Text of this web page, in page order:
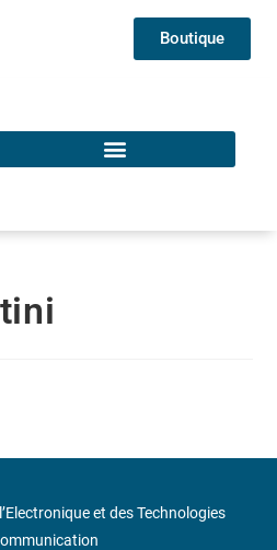
Boutique
et des Technologies